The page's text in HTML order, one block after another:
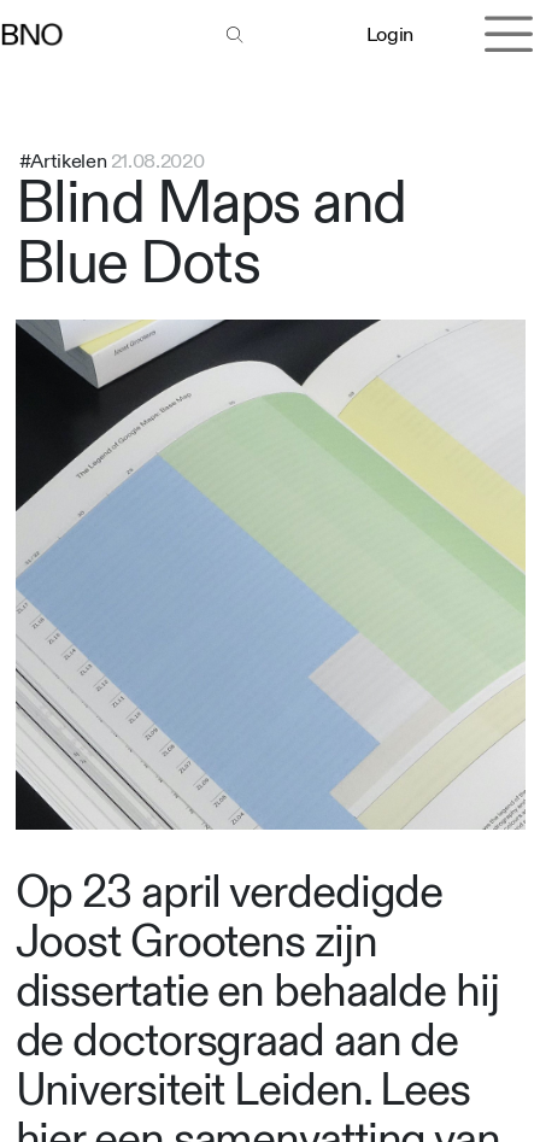
Login
#Artikelen 21.08.2020
Blind Maps and
Blue Dots
Op 23 april verdedigde
Joost Grootens zijn
dissertatie en behaalde hij
de doctorsgraad aan de
Universiteit Leiden. Lees